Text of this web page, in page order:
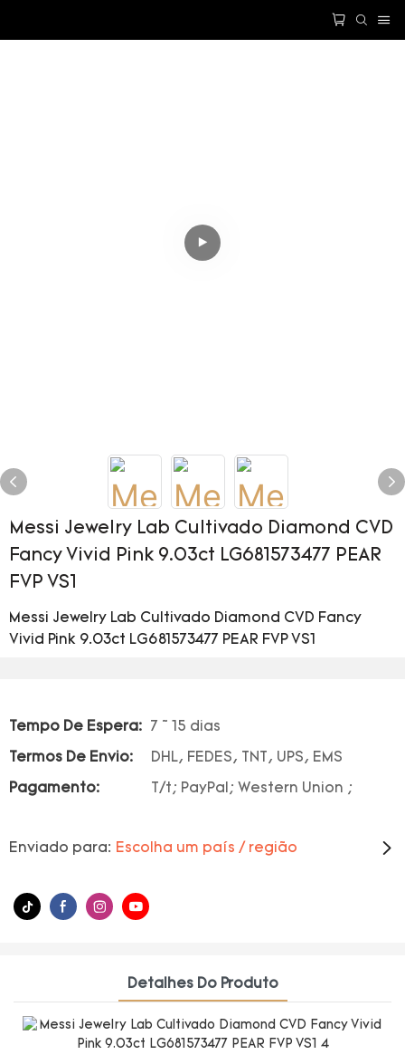
Messi Jewelry Lab Cultivado Diamond CVD
Fancy Vivid Pink 9.03ct LG681573477 PEAR
FVP VS1
Messi Jewelry Lab Cultivado Diamond CVD Fancy
Vivid Pink 9.03ct LG681573477 PEAR FVP VS1
Tempo De Espera: 7 ~ 15 dias
Termos De Envio: DHL, FEDES, TNT, UPS, EMS
Pagamento: T/t; PayPal; Western Union ;
Enviado para: Escolha um país / região
Detalhes Do Produto